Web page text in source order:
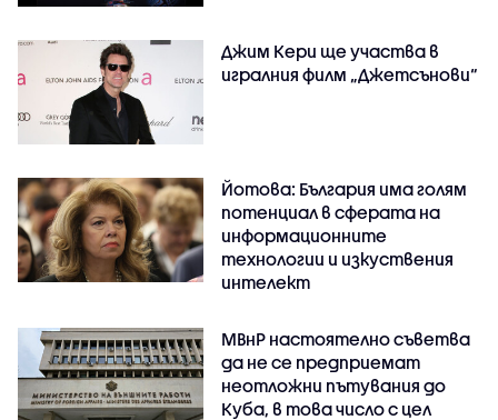
Джим Кери ще участва в
игралния филм „Джетсънови“
Йотова: България има голям
потенциал в сферата на
информационните
технологии и изкуствения
интелект
МВнР настоятелно съветва
да не се предприемат
неотложни пътувания до
Куба, в това число с цел